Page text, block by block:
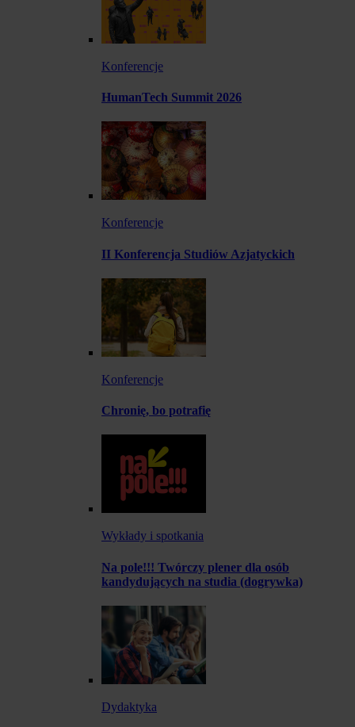
Konferencje
HumanTech Summit 2026
Konferencje
II Konferencja Studiów Azjatyckich
Konferencje
Chronię, bo potrafię
Wykłady i spotkania
Na pole!!! Twórczy plener dla osób
kandydujących na studia (dogrywka)
Dydaktyka